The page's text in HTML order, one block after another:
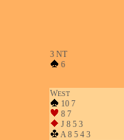
3 NT
6
WEST
10 7
8 7
J 8 5 3
A 8 5 4 3